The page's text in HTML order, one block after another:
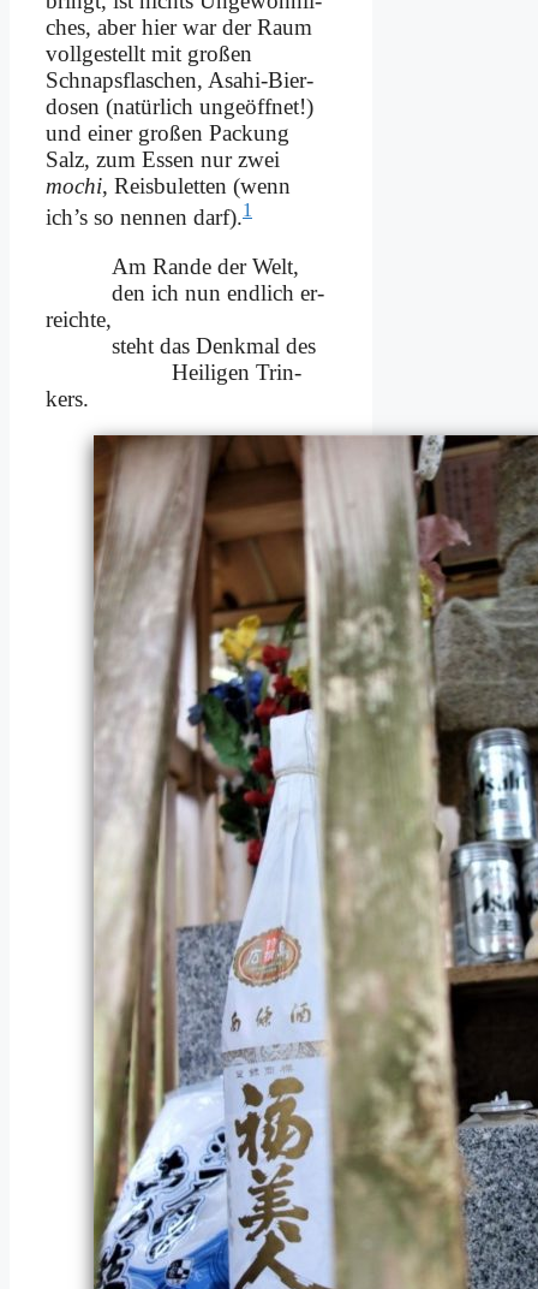
ches, aber hier war der Raum
voll­ge­stellt mit gro­ßen
Schnaps­fla­schen, Asahi-Bier­
do­sen (na­tür­lich un­ge­öff­net!)
und ei­ner gro­ßen Packung
Salz, zum Es­sen nur zwei
mochi, Reis­bu­let­ten (wenn
ich’s so nen­nen darf).1
Am Ran­de der Welt,
den ich nun end­lich er­
reich­te,
steht das Denk­mal des
Hei­li­gen Trin­
kers.